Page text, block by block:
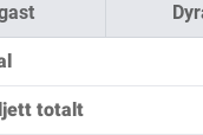
totalt